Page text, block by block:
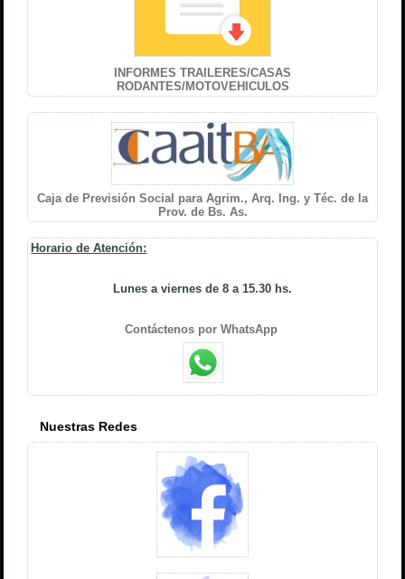
INFORMES TRAILERES/CASAS
RODANTES/MOTOVEHICULOS
Caja de Previsión Social para Agrim., Arq. Ing. y Téc. de la
Prov. de Bs. As.
Horario de Atención:
Lunes a viernes de 8 a 15.30 hs.
Contáctenos por WhatsApp
Nuestras Redes